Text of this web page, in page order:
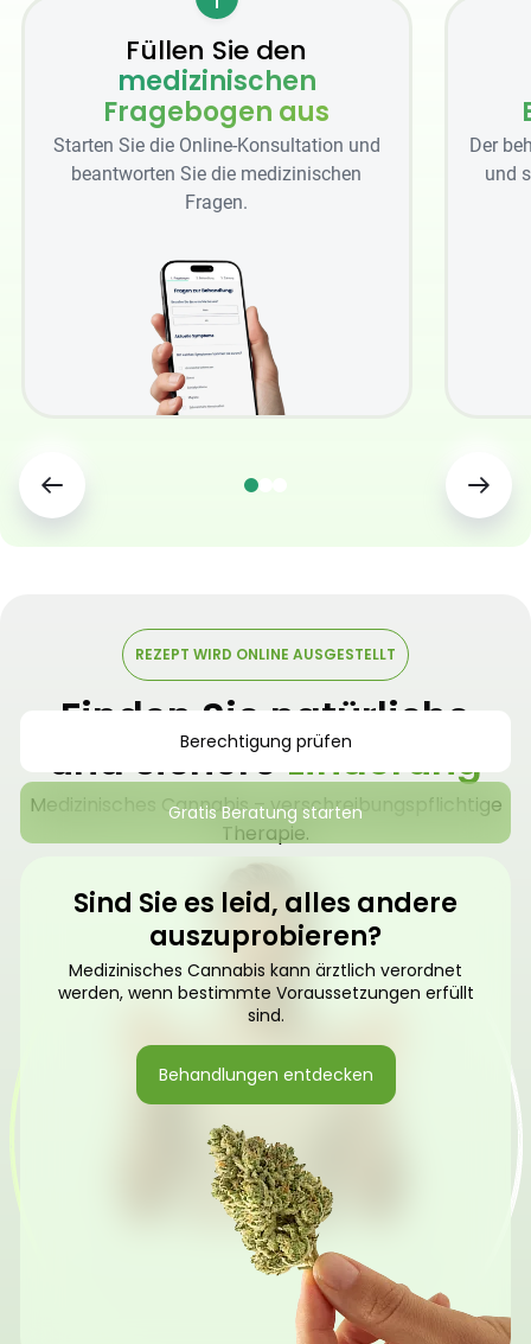
Füllen Sie den
medizinischen
Fragebogen aus
Starten Sie die Online-Konsultation und
beantworten Sie die medizinischen
Fragen.
Der
und
REZEPT WIRD ONLINE AUSGESTELLT
Finden Sie natürliche
und sichereLinderung
Medizinisches Cannabis – verschreibungspflichtige
Therapie.
Berechtigung prüfen
Gratis Beratung starten
Sind Sie es leid, alles andere
auszuprobieren?
Medizinisches Cannabis kann ärztlich verordnet
werden, wenn bestimmte Voraussetzungen erfüllt
sind.
Behandlungen entdecken